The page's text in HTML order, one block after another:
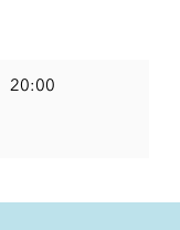
20:00